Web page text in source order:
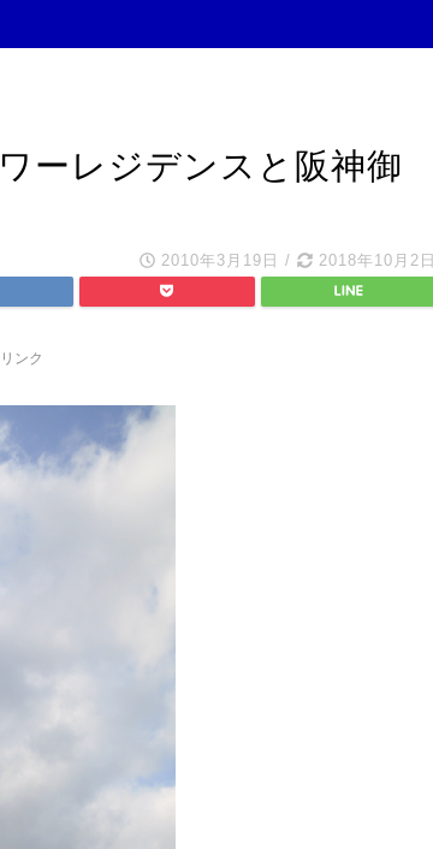
ーレジデンスと阪神御
2010年3月19日 / 2018年10月2日
ンク